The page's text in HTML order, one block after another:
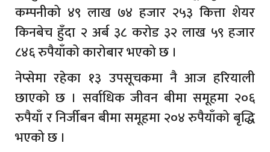
कम्पनीको ४९ लाख ७४ हजार २५३ कित्ता शेयर
किनबेच हुँदा २ अर्ब ३८ करोड ३२ लाख ५९ हजार
८४६ रुपैयाँको कारोबार भएको छ ।
नेप्सेमा रहेका १३ उपसूचकमा नै आज हरियाली
छाएको छ । सर्वाधिक जीवन बीमा समूहमा २०६
रुपैयाँ र निर्जीबन बीमा समूहमा २०४ रुपैयाँको बृद्धि
भएको छ ।